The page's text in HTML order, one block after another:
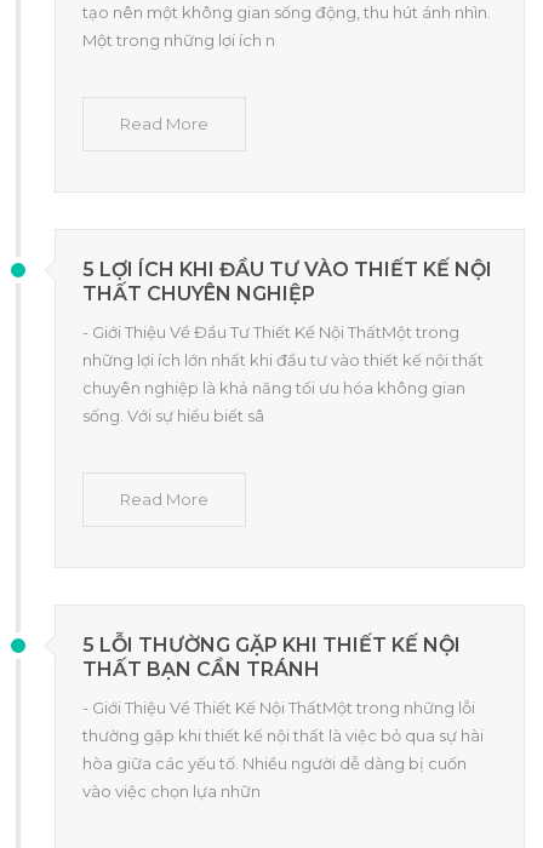
tạo nên một không gian sống động, thu hút ánh nhìn.
Một trong những lợi ích n
Read More
5 LỢI ÍCH KHI ĐẦU TƯ VÀO THIẾT KẾ NỘI
THẤT CHUYÊN NGHIỆP
- Giới Thiệu Về Đầu Tư Thiết Kế Nội ThấtMột trong
những lợi ích lớn nhất khi đầu tư vào thiết kế nội thất
chuyên nghiệp là khả năng tối ưu hóa không gian
sống. Với sự hiểu biết sâ
Read More
5 LỖI THƯỜNG GẶP KHI THIẾT KẾ NỘI
THẤT BẠN CẦN TRÁNH
- Giới Thiệu Về Thiết Kế Nội ThấtMột trong những lỗi
thường gặp khi thiết kế nội thất là việc bỏ qua sự hài
hòa giữa các yếu tố. Nhiều người dễ dàng bị cuốn
vào việc chọn lựa nhữn